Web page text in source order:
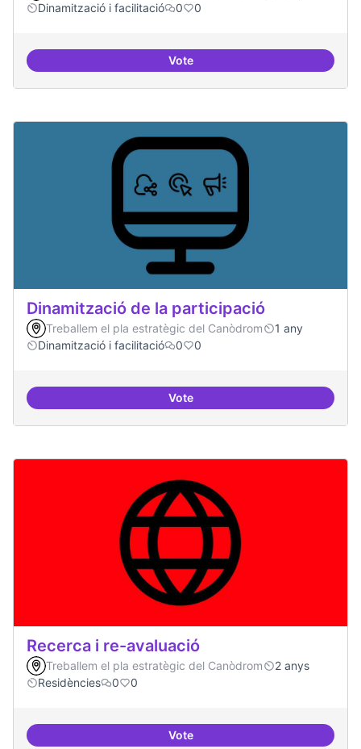
Dinamització i facilitació
0 0
VoteEspai grades democràtiques
Dinamització de la participació
Treballem el pla estratègic del Canòdrom
1 any
Dinamització i facilitació
0 0
VoteDinamització de la participació
Recerca i re-avaluació
Treballem el pla estratègic del Canòdrom
2 anys
Residències
0 0
VoteRecerca i re-avaluació